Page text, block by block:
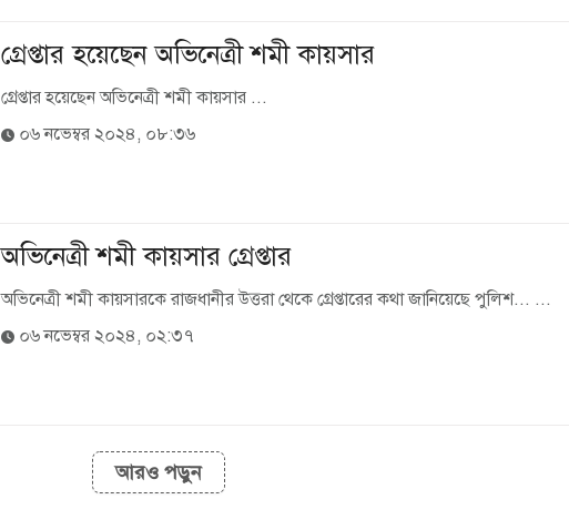
গ্রেপ্তার হয়েছেন অভিনেত্রী শমী কায়সার
গ্রেপ্তার হয়েছেন অভিনেত্রী শমী কায়সার ...
০৬ নভেম্বর ২০২৪, ০৮:৩৬
অভিনেত্রী শমী কায়সার গ্রেপ্তার
অভিনেত্রী শমী কায়সারকে রাজধানীর উত্তরা থেকে গ্রেপ্তারের কথা জানিয়েছে পুলিশ... ...
০৬ নভেম্বর ২০২৪, ০২:৩৭
আরও পড়ুন